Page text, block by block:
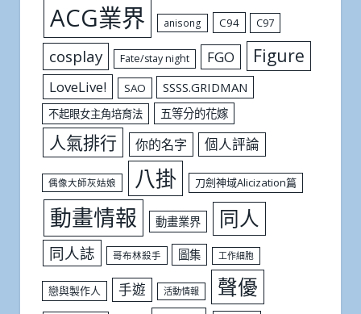
ACG業界 anisong C94 C97
cosplay Fate/stay night FGO Figure
LoveLive! SAO SSSS.GRIDMAN
不起眼女主角培育法 五等分的花嫁
人氣排行 你的名字 個人評論
偶像大師灰姑娘 八掛 刀劍神域Alicization篇
動畫情報 動畫業界 同人
同人誌 哥布林殺手 圖集 工作細胞
戀與製作人 手遊 活動情報 聲優